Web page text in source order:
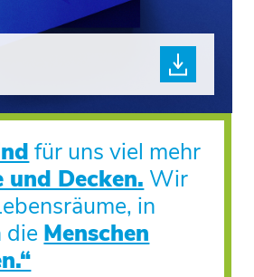
für uns viel mehr
und Decken. Wir
in
die Menschen